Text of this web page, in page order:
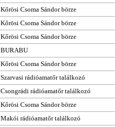
Kőrösi Csoma Sándor börze
Kőrösi Csoma Sándor börze
Kőrösi Csoma Sándor börze
BURABU
Kőrösi Csoma Sándor börze
Szarvasi rádióamatőr találkozó
Csongrádi rádióamatőr találkozó
Kőrösi Csoma Sándor börze
Makói rádióamatőr találkozó